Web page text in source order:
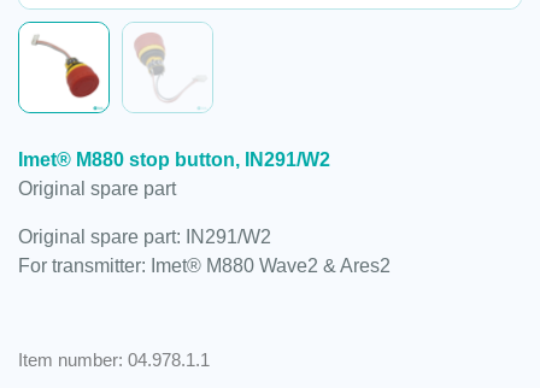
Imet® M880 stop button, IN291/W2
Original spare part
Original spare part: IN291/W2
For transmitter: Imet® M880 Wave2 & Ares2
Item number: 04.978.1.1